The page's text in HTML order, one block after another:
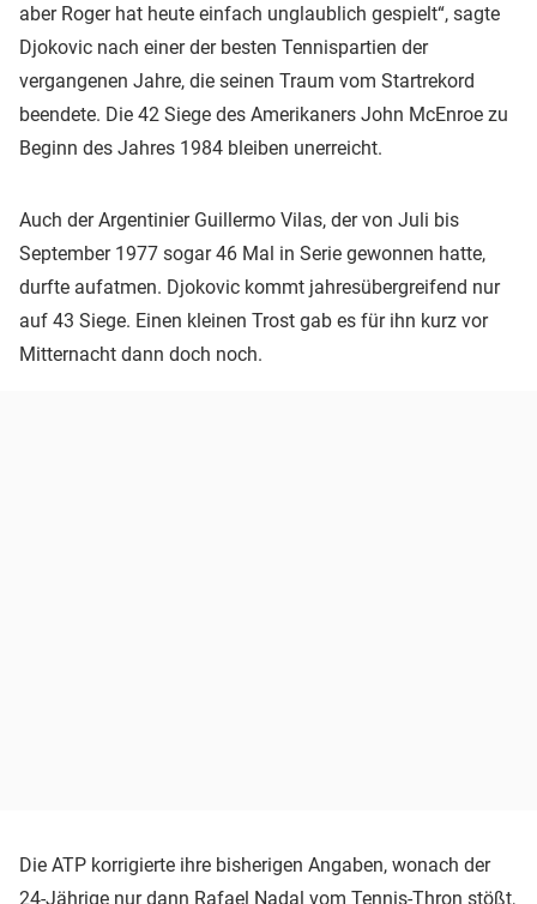
aber Roger hat heute einfach unglaublich gespielt“, sagte
Djokovic nach einer der besten Tennispartien der
vergangenen Jahre, die seinen Traum vom Startrekord
beendete. Die 42 Siege des Amerikaners John McEnroe zu
Beginn des Jahres 1984 bleiben unerreicht.
Auch der Argentinier Guillermo Vilas, der von Juli bis
September 1977 sogar 46 Mal in Serie gewonnen hatte,
durfte aufatmen. Djokovic kommt jahresübergreifend nur
auf 43 Siege. Einen kleinen Trost gab es für ihn kurz vor
Mitternacht dann doch noch.
Die ATP korrigierte ihre bisherigen Angaben, wonach der
24-Jährige nur dann Rafael Nadal vom Tennis-Thron stößt,